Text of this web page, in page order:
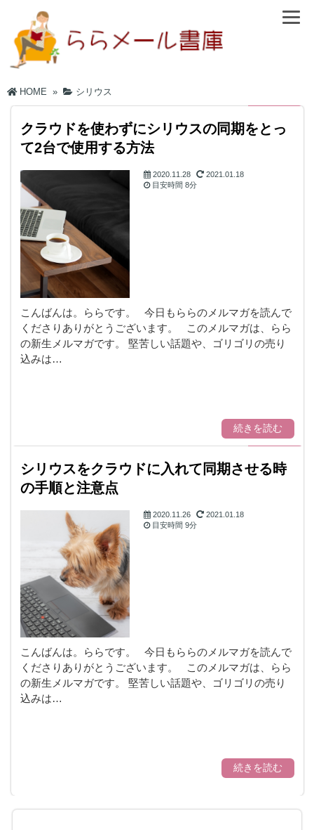
HOME » シリウス
クラウドを使わずにシリウスの同期をとっ
て2台で使用する方法
シリウス
2020.11.28
2021.01.18
目安時間 8分
こんばんは。ららです。 今日もららのメルマガを読んで
くださりありがとうございます。 このメルマガは、らら
の新生メルマガです。 堅苦しい話題や、ゴリゴリの売り
込みは…
続きを読む
シリウスをクラウドに入れて同期させる時
の手順と注意点
シリウス
2020.11.26
2021.01.18
目安時間 9分
こんばんは。ららです。 今日もららのメルマガを読んで
くださりありがとうございます。 このメルマガは、らら
の新生メルマガです。 堅苦しい話題や、ゴリゴリの売り
込みは…
続きを読む